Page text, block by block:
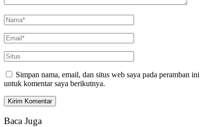
Simpan nama, email, dan situs web saya pada peramban ini
untuk komentar saya berikutnya.
Baca Juga